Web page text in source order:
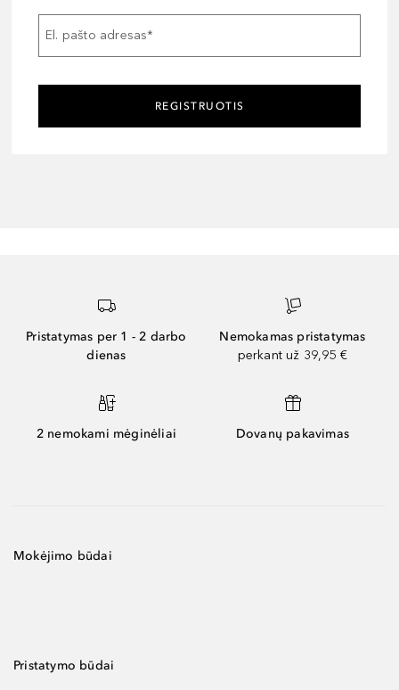
El. pašto adresas*
REGISTRUOTIS
Pristatymas per 1 - 2 darbo
dienas
Nemokamas pristatymas
perkant už 39,95 €
2 nemokami mėginėliai Dovanų pakavimas
Mokėjimo būdai
Pristatymo būdai